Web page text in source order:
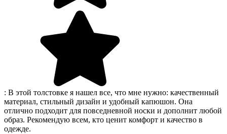
: В этой толстовке я нашел все, что мне нужно: качественный
материал, стильный дизайн и удобный капюшон. Она
отлично подходит для повседневной носки и дополнит любой
образ. Рекомендую всем, кто ценит комфорт и качество в
одежде.